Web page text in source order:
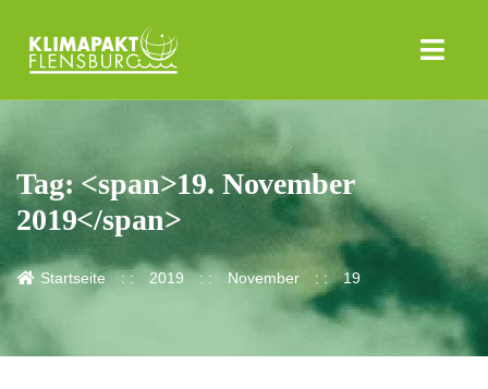
Tag: <span>19. November
2019</span>
Startseite 2019 November 19